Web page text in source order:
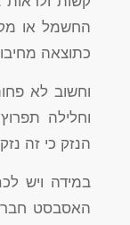
החשמל או
כתוצאה
וחשוב לא
וחלילה
הנזק כי זה
במידה ויש
האסבסט חברת